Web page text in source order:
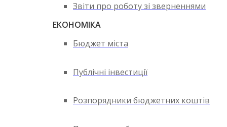
Звіти про роботу зі зверненнями
ЕКОНОМІКА
Бюджет міста
Публічні інвестиції
Розпорядники бюджетних коштів